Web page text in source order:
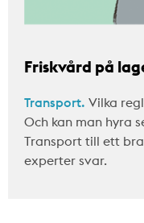
Friskvård på
Transport. Vilka
Och kan man hyra
Transport till ett
experter svar.